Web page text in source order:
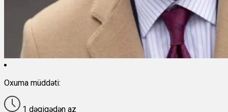
Oxuma müddəti:
1 dəqiqədən az